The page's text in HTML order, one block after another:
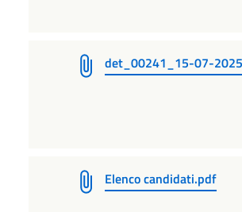
det_00241_15-07-
Elenco candidati.pdf